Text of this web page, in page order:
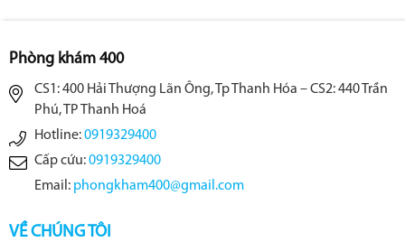
Phòng khám 400
CS1: 400 Hải Thượng Lãn Ông, Tp Thanh Hóa – CS2: 440 Trần
Phú, TP Thanh Hoá
Hotline:0919329400
Cấp cứu:0919329400
Email: phongkham400@gmail.com
VỀ CHÚNG TÔI